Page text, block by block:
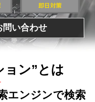
問い合わせ
ョン”とは
エンジンで検索